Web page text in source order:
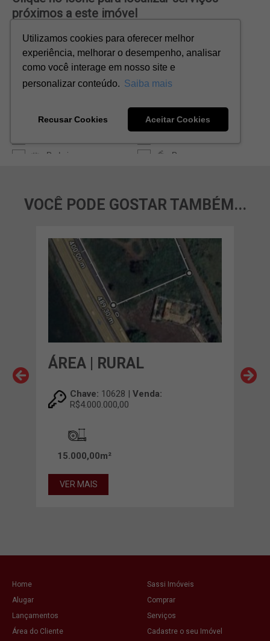
VOCÊ PODE GOSTAR TAMBÉM...
ÁREA | RURAL
Chave: 10628 | Venda:
R$4.000.000,00
15.000,00m²
VER MAIS
Home
Sassi Imóveis
Alugar
Comprar
Lançamentos
Serviços
Área do Cliente
Cadastre o seu Imóvel